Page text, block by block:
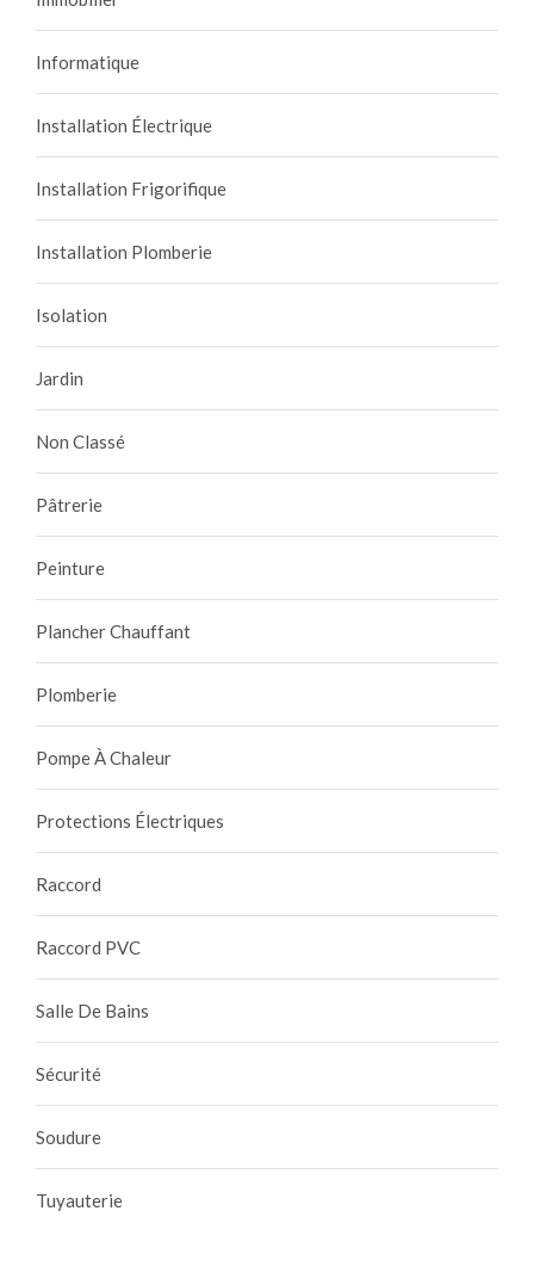
Informatique
Installation Électrique
Installation Frigorifique
Installation Plomberie
Isolation
Jardin
Non Classé
Pâtrerie
Peinture
Plancher Chauffant
Plomberie
Pompe À Chaleur
Protections Électriques
Raccord
Raccord PVC
Salle De Bains
Sécurité
Soudure
Tuyauterie